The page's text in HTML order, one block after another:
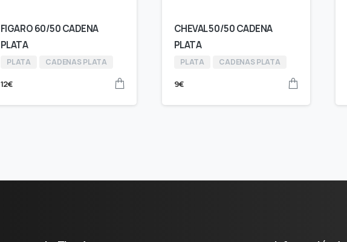
FIGARO 60/50 CADENA
PLATA
PLATA CADENAS PLATA
12€
CHEVAL 50/50 CADENA
PLATA
PLATA CADENAS PLATA
9€